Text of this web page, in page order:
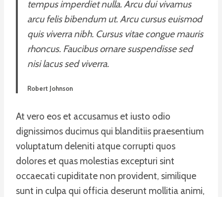
tempus imperdiet nulla. Arcu dui vivamus
arcu felis bibendum ut. Arcu cursus euismod
quis viverra nibh. Cursus vitae congue mauris
rhoncus. Faucibus ornare suspendisse sed
nisi lacus sed viverra.
Robert Johnson
At vero eos et accusamus et iusto odio
dignissimos ducimus qui blanditiis praesentium
voluptatum deleniti atque corrupti quos
dolores et quas molestias excepturi sint
occaecati cupiditate non provident, similique
sunt in culpa qui officia deserunt mollitia animi,